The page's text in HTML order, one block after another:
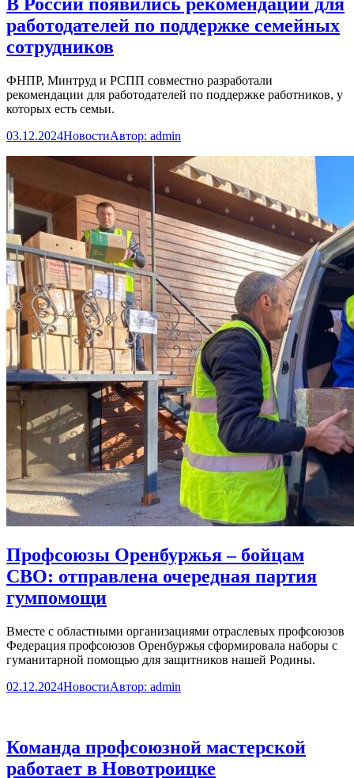
работодателей по поддержке семейных
сотрудников
ФНПР, Минтруд и РСПП совместно разработали
рекомендации для работодателей по поддержке работников, у
которых есть семьи.
03.12.2024НовостиАвтор: admin
Профсоюзы Оренбуржья – бойцам
СВО: отправлена очередная партия
гумпомощи
Вместе с областными организациями отраслевых профсоюзов
Федерация профсоюзов Оренбуржья сформировала наборы с
гуманитарной помощью для защитников нашей Родины.
02.12.2024НовостиАвтор: admin
Команда профсоюзной мастерской
работает в Новотроицке